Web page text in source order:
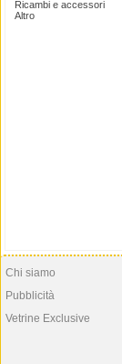
Ricambi e accessori
Altro
Chi siamo
Pubblicità
Vetrine Exclusive